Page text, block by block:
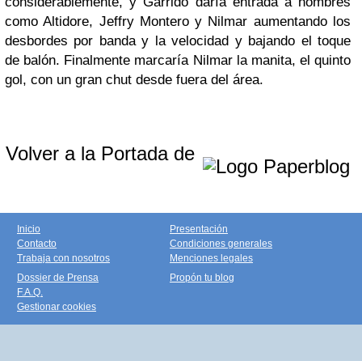
como Altidore, Jeffry Montero y Nilmar aumentando los
desbordes por banda y la velocidad y bajando el toque
de balón. Finalmente marcaría Nilmar la manita, el quinto
gol, con un gran chut desde fuera del área.
Volver a la Portada de
Inicio
Contacto
Trabaja con nosotros
Presentación
Condiciones generales
Menciones legales
Dossier de Prensa
F.A.Q.
Gestionar cookies
Propón tu blog